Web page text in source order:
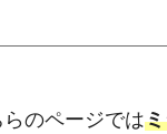
のページでは